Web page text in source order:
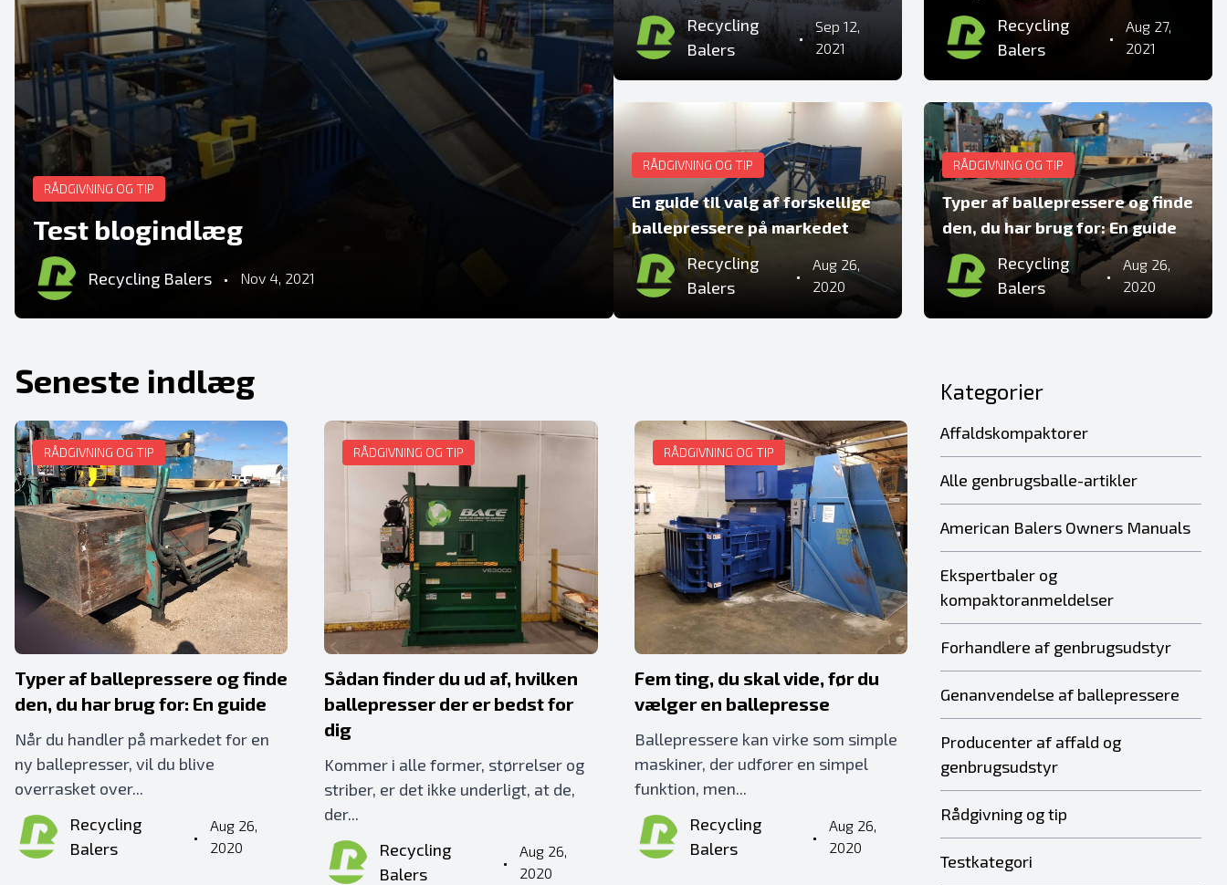
RÅDGIVNING OG TIP
Test blogindlæg
Recycling Balers • Nov 4, 2021
Recycling
Balers
•
Sep 12,
2021
Recycling
Balers
•
Aug 27,
2021
RÅDGIVNING OG TIP
En guide til valg af forskellige
ballepressere på markedet
Recycling
Balers
•
Aug 26,
2020
RÅDGIVNING OG TIP
Typer af ballepressere og finde
den, du har brug for: En guide
Recycling
Balers
•
Aug 26,
2020
Seneste indlæg
RÅDGIVNING OG TIP
Typer af ballepressere og finde
den, du har brug for: En guide
Når du handler på markedet for en
ny ballepresser, vil du blive
overrasket over...
Recycling
Balers
•
Aug 26,
2020
RÅDGIVNING OG TIP
Sådan finder du ud af, hvilken
ballepresser der er bedst for
dig
Kommer i alle former, størrelser og
striber, er det ikke underligt, at de,
der...
Recycling
Balers
•
Aug 26,
2020
RÅDGIVNING OG TIP
Fem ting, du skal vide, før du
vælger en ballepresse
Ballepressere kan virke som simple
maskiner, der udfører en simpel
funktion, men...
Recycling
Balers
•
Aug 26,
2020
Kategorier
Affaldskompaktorer
Alle genbrugsballe-artikler
American Balers Owners Manuals
Ekspertbaler og
kompaktoranmeldelser
Forhandlere af genbrugsudstyr
Genanvendelse af ballepressere
Producenter af affald og
genbrugsudstyr
Rådgivning og tip
Testkategori